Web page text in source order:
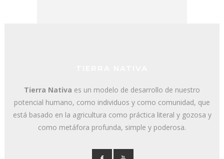
Tierra Nativa es un modelo de desarrollo de nuestro
potencial humano, como individuos y como comunidad, que
está basado en la agricultura como práctica literal y gozosa y
como metáfora profunda, simple y poderosa.